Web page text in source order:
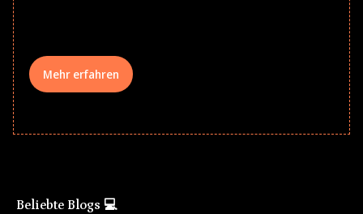
Mehr erfahren
Beliebte Blogs 💻